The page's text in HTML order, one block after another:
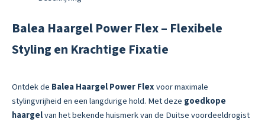
Balea Haargel Power Flex – Flexibele
Styling en Krachtige Fixatie
Ontdek de Balea Haargel Power Flexvoor maximale
stylingvrijheid en een langdurige hold. Met deze goedkope
haargelvan het bekende huismerk van de Duitse voordeeldrogist